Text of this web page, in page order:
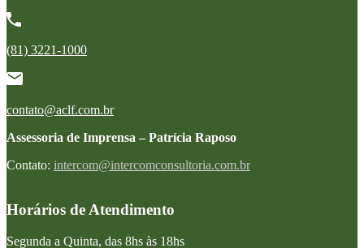
(81) 3221-1000
contato@aclf.com.br
Assessoria de Imprensa – Patrícia Raposo
Contato: intercom@intercomconsultoria.com.br
Horários de Atendimento
Segunda a Quinta, das 8hs às 18hs